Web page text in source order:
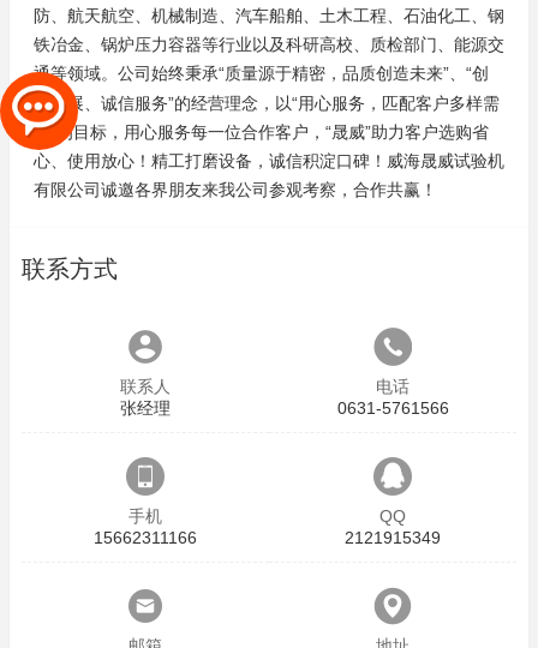
防、航天航空、机械制造、汽车船舶、土木工程、石油化工、钢
铁冶金、锅炉压力容器等行业以及科研高校、质检部门、能源交
通等领域。 公司始终秉承“质量源于精密，品质创造未来”、“创
新发展、诚信服务”的经营理念，以“用心服务，匹配客户多样需
求”为目标，用心服务每一位合作客户，“晟威”助力客户选购省
心、使用放心！精工打磨设备，诚信积淀口碑！威海晟威试验机
有限公司诚邀各界朋友来我公司参观考察，合作共赢！
联系方式
联系人
张经理
电话
0631-5761566
手机
15662311166
QQ
2121915349